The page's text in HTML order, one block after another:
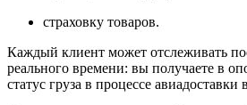
страховку товаров.
Каждый клиент может отслеживать
реального времени: вы получаете в
статус груза в процессе авиадоставки